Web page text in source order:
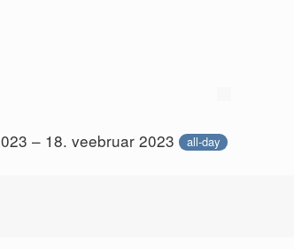
– 18. veebruar 2023 all-day